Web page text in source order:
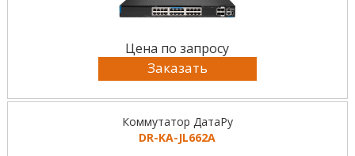
Цена по запросу
Заказать
Коммутатор ДатаРу
DR-KА-JL662A